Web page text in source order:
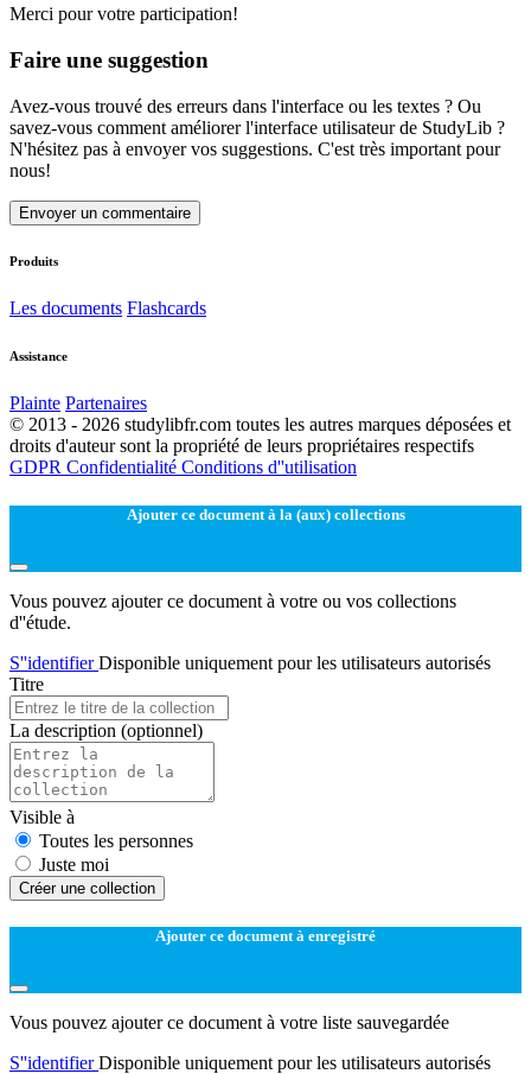
Merci pour votre participation!
Faire une suggestion
Avez-vous trouvé des erreurs dans l'interface ou les textes ? Ou
savez-vous comment améliorer l'interface utilisateur de StudyLib ?
N'hésitez pas à envoyer vos suggestions. C'est très important pour
nous!
Envoyer un commentaire
Produits
Les documents Flashcards
Assistance
Plainte Partenaires
© 2013 - 2026 studylibfr.com toutes les autres marques déposées et
droits d'auteur sont la propriété de leurs propriétaires respectifs
GDPR Confidentialité Conditions d''utilisation
Ajouter ce document à la (aux) collections
Vous pouvez ajouter ce document à votre ou vos collections
d''étude.
S''identifierDisponible uniquement pour les utilisateurs autorisés
Titre
La description (optionnel)
Visible à
Toutes les personnes
Juste moi
Créer une collection
Ajouter ce document à enregistré
Vous pouvez ajouter ce document à votre liste sauvegardée
S''identifierDisponible uniquement pour les utilisateurs autorisés